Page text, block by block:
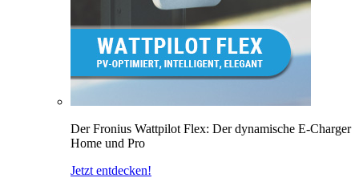
Der Fronius Wattpilot Flex: Der dynamische E-Charger
Home und Pro
Jetzt entdecken!